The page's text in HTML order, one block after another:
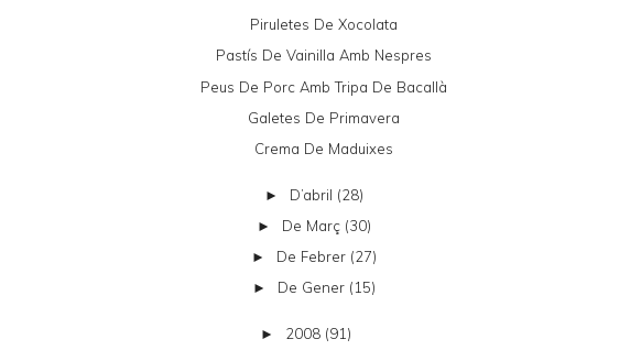
Piruletes De Xocolata
Pastís De Vainilla Amb Nespres
Peus De Porc Amb Tripa De Bacallà
Galetes De Primavera
Crema De Maduixes
► D’abril (28)
► De Març (30)
► De Febrer (27)
► De Gener (15)
► 2008 (91)